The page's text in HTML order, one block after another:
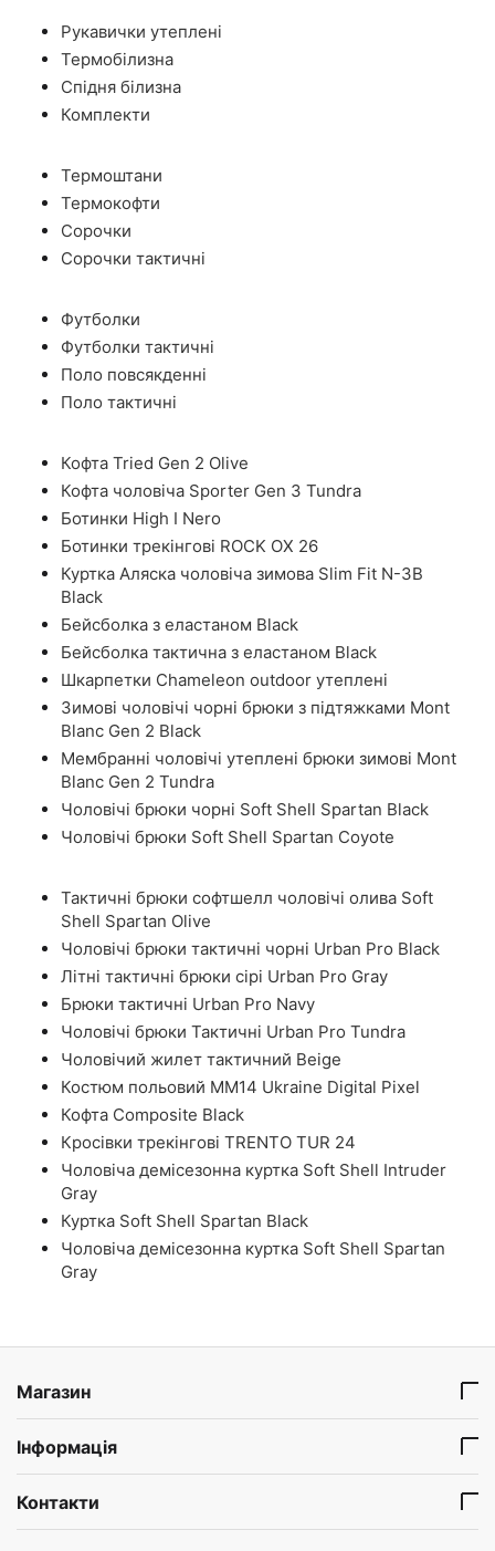
Рукавички утеплені
Термобілизна
Спідня білизна
Комплекти
Термоштани
Термокофти
Сорочки
Сорочки тактичні
Футболки
Футболки тактичні
Поло повсякденні
Поло тактичні
Кофта Tried Gen 2 Olive
Кофта чоловіча Sporter Gen 3 Tundra
Ботинки High I Nero
Ботинки трекінгові ROCK OX 26
Куртка Аляска чоловіча зимова Slim Fit N-3B
Black
Бейсболка з еластаном Black
Бейсболка тактична з еластаном Black
Шкарпетки Chameleon outdoor утеплені
Зимові чоловічі чорні брюки з підтяжками Mont
Blanc Gen 2 Black
Мембранні чоловічі утеплені брюки зимові Mont
Blanc Gen 2 Tundra
Чоловічі брюки чорні Soft Shell Spartan Black
Чоловічі брюки Soft Shell Spartan Coyote
Тактичні брюки софтшелл чоловічі олива Soft
Shell Spartan Olive
Чоловічі брюки тактичні чорні Urban Pro Black
Літні тактичні брюки сірі Urban Pro Gray
Брюки тактичні Urban Pro Navy
Чоловічі брюки Тактичні Urban Pro Tundra
Чоловічий жилет тактичний Beige
Костюм польовий ММ14 Ukraine Digital Pixel
Кофта Composite Black
Кросівки трекінгові TRENTO TUR 24
Чоловіча демісезонна куртка Soft Shell Intruder
Gray
Куртка Soft Shell Spartan Black
Чоловіча демісезонна куртка Soft Shell Spartan
Gray
Магазин
Інформація
Контакти